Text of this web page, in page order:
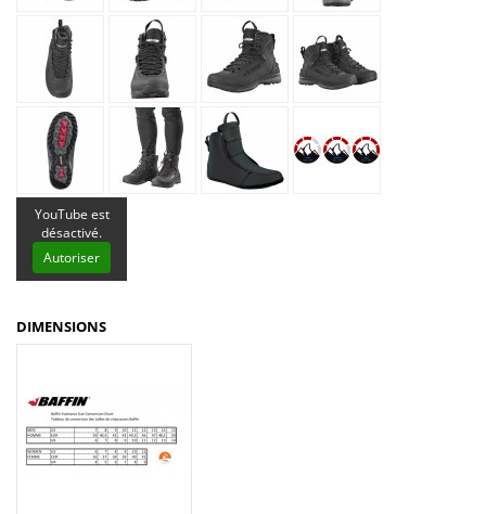
YouTube est
désactivé.
Autoriser
DIMENSIONS